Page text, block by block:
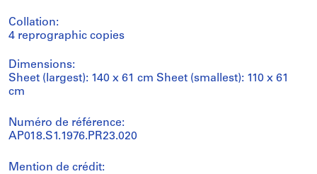
Collation:
4 reprographic copies
Dimensions:
Sheet (largest): 140 x 61 cm Sheet (smallest): 110 x 61
cm
Numéro de référence:
AP018.S1.1976.PR23.020
Mention de crédit: